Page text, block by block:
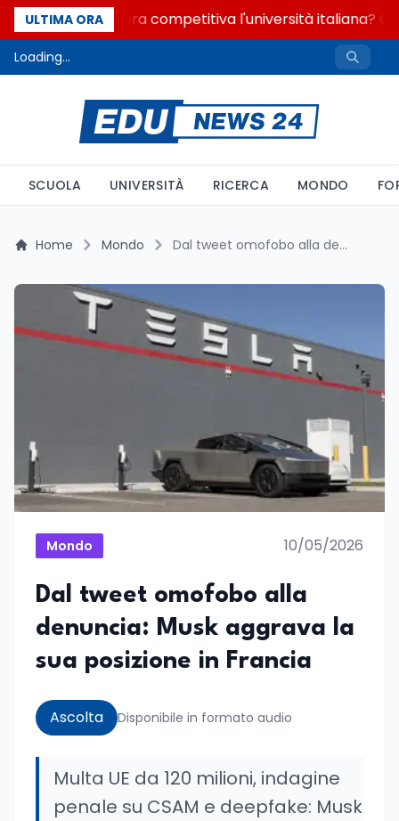
ULTIMA ORA
Quanto è ancora competitiva l'università italiana?
Loading...
SCUOLA UNIVERSITÀ RICERCA MONDO
Home Mondo Dal tweet omofobo alla denuncia: Musk aggrava la sua posizione in Francia
Mondo 10/05/2026
Dal tweet omofobo alla
denuncia: Musk aggrava la
sua posizione in Francia
Ascolta Disponibile in formato audio
Multa UE da 120 milioni, indagine
penale su CSAM e deepfake: Musk